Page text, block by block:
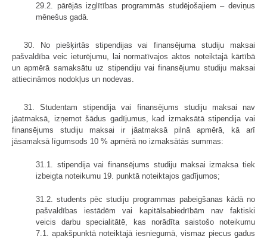
29.2. pārējās izglītības programmās studējošajiem – deviņus
mēnešus gadā.
30. No piešķirtās stipendijas vai finansējuma studiju maksai
pašvaldība veic ieturējumu, lai normatīvajos aktos noteiktajā kārtībā
un apmērā samaksātu uz stipendiju vai finansējumu studiju maksai
attiecināmos nodokļus un nodevas.
31. Studentam stipendija vai finansējums studiju maksai nav
jāatmaksā, izņemot šādus gadījumus, kad izmaksātā stipendija vai
finansējums studiju maksai ir jāatmaksā pilnā apmērā, kā arī
jāsamaksā līgumsods 10 % apmērā no izmaksātās summas:
31.1. stipendija vai finansējums studiju maksai izmaksa tiek
izbeigta noteikumu 19. punktā noteiktajos gadījumos;
31.2. students pēc studiju programmas pabeigšanas kādā no
pašvaldības iestādēm vai kapitālsabiedrībām nav faktiski
veicis darbu specialitātē, kas norādīta saistošo noteikumu
7.1. apakšpunktā noteiktajā iesniegumā, vismaz piecus gadus